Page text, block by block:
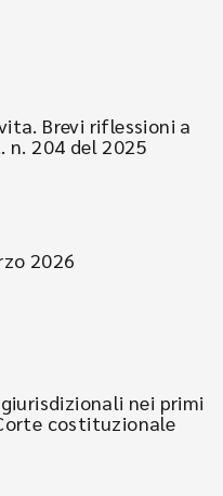
Brevi riflessioni a
n. 204 del 2025
2026
nei primi
costituzionale